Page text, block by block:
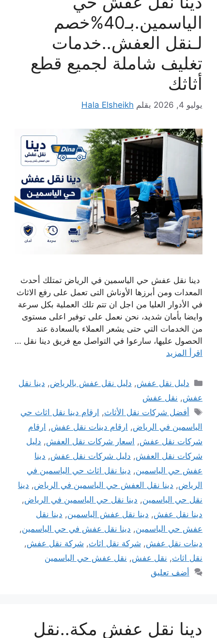
الياسمين.بـ40%خصم
لـنقل العفش..خدمات
تغليف شاملة لجميع قطع
أثاثك
يوليو 4, 2026 بقلم Hala Elsheikh
دينا نقل عفش حي الياسمين في الرياض تمتلك أحدث
المعدات ومن أبرزها الأوناش التى تعمل على رفع الاثاث
في الأدوار العليا من اجل ان تتم تلك العملية بكل سرعة
وايضا بأمان شديد، نحن نعمل على توفير اعلى مستوى
من الخدمات التي حتى يشعر العملاء بالسعادة عند
الحصول عليها، سارعوا في التواصل مع فريق دينا نقل …
اقرأ المزيد
التصنيفات
دليل نقل عفش, دليل نقل عفش بالرياض, دينا نقل
عفش, نقل عفش
الوسوم
أفضل شركات نقل الأثاث, ارقام دينا نقل اثاث حي
الياسمين في الرياض, ارقام دينات نقل عفش, ارقام
شركات نقل عفش, اسعار شركات نقل العفش, دليل
شركات نقل العفش, دليل شركات نقل عفش, دينا
عفش حي الياسمين, دينا نقل اثاث حي الياسمين في
الرياض, دينا نقل العفش حي الياسمين في الرياض, دينا
نقل حي الياسمين, دينا نقل حي الياسمين في الرياض,
دينا نقل عفش, دينا نقل عفش الياسمين, دينا نقل
عفش حي الياسمين, دينا نقل عفش في حي الياسمين,
دينات نقل عفش, شركة نقل اثاث, شركة نقل عفش,
نقل اثاث, نقل عفش, نقل عفش حي الياسمين
أضف تعليق
دينا نقل عفش مكة..نقل